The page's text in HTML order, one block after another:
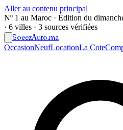
Aller au contenu principal
Nº 1 au Maroc · Édition du
· 6 villes · 3 sources vérifiées
SoeezAuto.ma
OccasionNeufLocationLa Cote